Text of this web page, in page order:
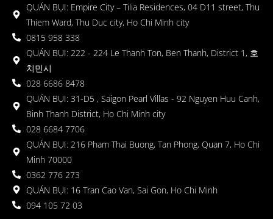
QUÁN BỤI: Empire City – Tilia Residences, 04 D11 street, Thu
Thiem Ward, Thu Duc city, Ho Chi Minh city
0815 958 338
QUÁN BỤI: 222 - 224 Le Thanh Ton, Ben Thanh, District 1, 호
치민시
028 6686 8478
QUÁN BỤI: 31-D5 , Saigon Pearl Villas - 92 Nguyen Huu Canh,
Binh Thanh District, Ho Chi Minh city
028 6684 7706
QUÁN BỤI: 216 Pham Thai Buong, Tan Phong, Quan 7, Ho Chi
Minh 70000
0362 776 273
QUÁN BỤI: 16 Tran Cao Van, Sai Gon, Ho Chi Minh
094 105 72 03